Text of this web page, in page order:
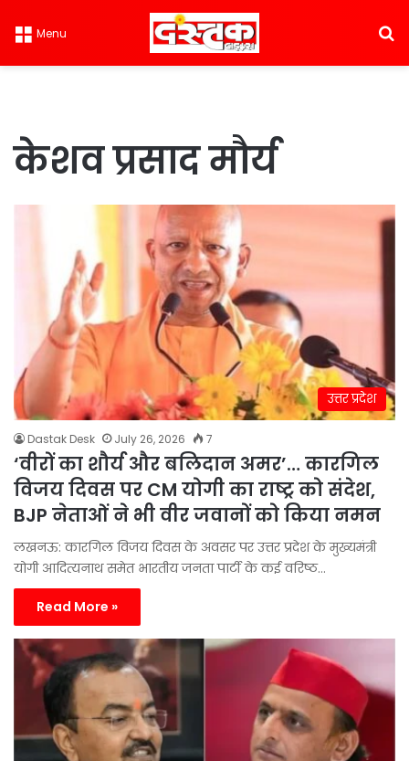
Menu
केशव प्रसाद मौर्य
उत्तर प्रदेश
Dastak Desk July 26, 2026 7
‘वीरों का शौर्य और बलिदान अमर’… कारगिल
विजय दिवस पर CM योगी का राष्ट्र को संदेश,
BJP नेताओं ने भी वीर जवानों को किया नमन
लखनऊ: कारगिल विजय दिवस के अवसर पर उत्तर प्रदेश के मुख्यमंत्री
योगी आदित्यनाथ समेत भारतीय जनता पार्टी के कई वरिष्ठ…
Read More »